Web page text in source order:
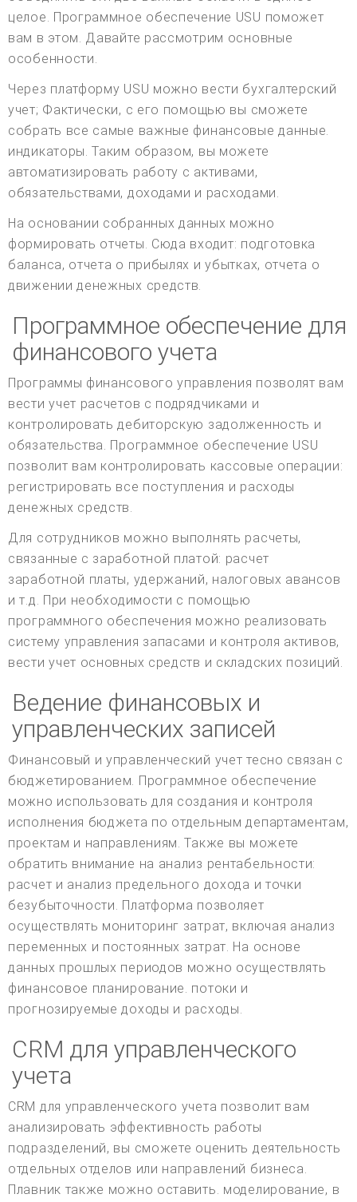
целое. Программное обеспечение USU поможет
вам в этом. Давайте рассмотрим основные
особенности.
Через платформу USU можно вести бухгалтерский
учет; Фактически, с его помощью вы сможете
собрать все самые важные финансовые данные.
индикаторы. Таким образом, вы можете
автоматизировать работу с активами,
обязательствами, доходами и расходами.
На основании собранных данных можно
формировать отчеты. Сюда входит: подготовка
баланса, отчета о прибылях и убытках, отчета о
движении денежных средств.
Программное обеспечение для
финансового учета
Программы финансового управления позволят вам
вести учет расчетов с подрядчиками и
контролировать дебиторскую задолженность и
обязательства. Программное обеспечение USU
позволит вам контролировать кассовые операции:
регистрировать все поступления и расходы
денежных средств.
Для сотрудников можно выполнять расчеты,
связанные с заработной платой: расчет
заработной платы, удержаний, налоговых авансов
и т.д. При необходимости с помощью
программного обеспечения можно реализовать
систему управления запасами и контроля активов,
вести учет основных средств и складских позиций.
Ведение финансовых и
управленческих записей
Финансовый и управленческий учет тесно связан с
бюджетированием. Программное обеспечение
можно использовать для создания и контроля
исполнения бюджета по отдельным департаментам,
проектам и направлениям. Также вы можете
обратить внимание на анализ рентабельности:
расчет и анализ предельного дохода и точки
безубыточности. Платформа позволяет
осуществлять мониторинг затрат, включая анализ
переменных и постоянных затрат. На основе
данных прошлых периодов можно осуществлять
финансовое планирование. потоки и
прогнозируемые доходы и расходы.
CRM для управленческого
учета
CRM для управленческого учета позволит вам
анализировать эффективность работы
подразделений, вы сможете оценить деятельность
отдельных отделов или направлений бизнеса.
Плавник также можно оставить. моделирование, в